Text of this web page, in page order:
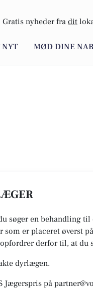
Gratis nyheder fra dit
MØD DINE
søger en behandling
er placeret øverst
derfor til, at du
dyrlægen.
Jægerspris på